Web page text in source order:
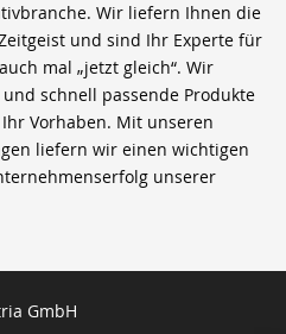
Wir liefern Ihnen die
und sind Ihr Experte für
mal „jetzt gleich“. Wir
schnell passende Produkte
Vorhaben. Mit unseren
liefern wir einen wichtigen
unserer
GmbH